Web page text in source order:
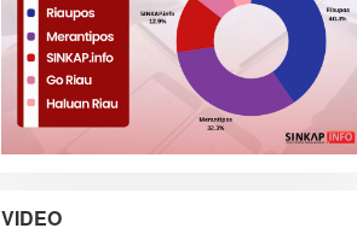
VIDEO